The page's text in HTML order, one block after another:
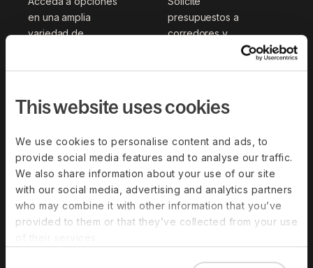
This website uses cookies
We use cookies to personalise content and ads, to
provide social media features and to analyse our traffic.
We also share information about your use of our site
with our social media, advertising and analytics partners
who may combine it with other information that you’ve
provided to them or that they’ve collected from your use
en una amplia
variedad de
presupuestos a
corredores y
Planes para
cada tipo de
beneficio
Añada planes de
jubilación, seguro
Elija su
configuración
Funciona con
nuestro pago de
nóminao con el